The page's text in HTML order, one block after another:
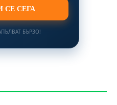
СЕ СЕГА
БЪРЗО!